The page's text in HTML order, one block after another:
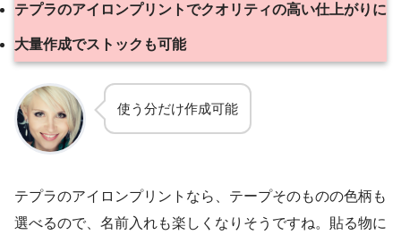
テプラのアイロンプリントでクオリティの高い仕上がりに
大量作成でストックも可能
使う分だけ作成可能
テプラのアイロンプリントなら、テープそのものの色柄も
選べるので、名前入れも楽しくなりそうですね。貼る物に